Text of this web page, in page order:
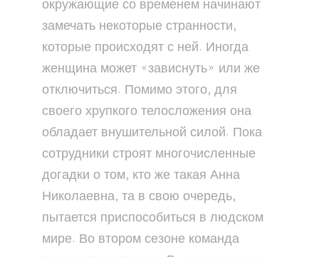
окружающие со временем начинают
замечать некоторые странности,
которые происходят с ней. Иногда
женщина может «зависнуть» или же
отключиться. Помимо этого, для
своего хрупкого телосложения она
обладает внушительной силой. Пока
сотрудники строят многочисленные
догадки о том, кто же такая Анна
Николаевна, та в свою очередь,
пытается приспособиться в людском
мире. Во втором сезоне команда